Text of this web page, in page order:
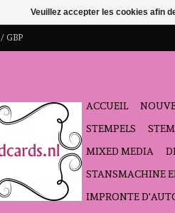
/ GBP
ACCUEIL
STEMPELS
MIXED MEDIA
STANSMACHINE
IMPRONTE
Veuillez accepter les cookies afin